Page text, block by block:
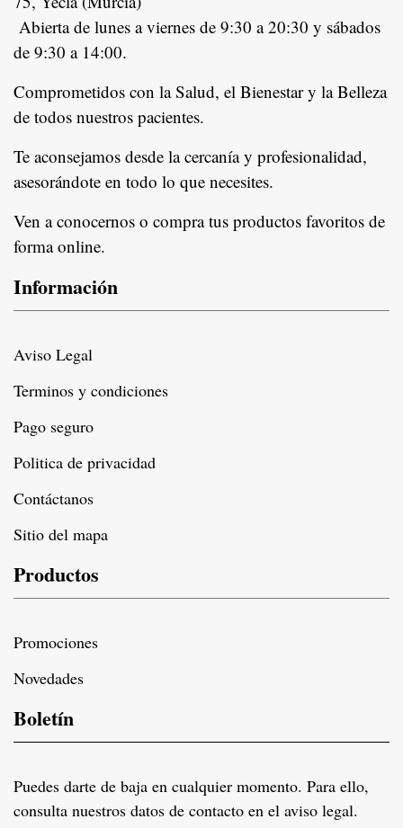
Abierta de lunes a viernes de 9:30 a 20:30 y sábados
de 9:30 a 14:00.
Comprometidos con la Salud, el Bienestar y la Belleza
de todos nuestros pacientes.
Te aconsejamos desde la cercanía y profesionalidad,
asesorándote en todo lo que necesites.
Ven a conocernos o compra tus productos favoritos de
forma online.
Información
Aviso Legal
Terminos y condiciones
Pago seguro
Politica de privacidad
Contáctanos
Sitio del mapa
Productos
Promociones
Novedades
Boletín
Puedes darte de baja en cualquier momento. Para ello,
consulta nuestros datos de contacto en el aviso legal.